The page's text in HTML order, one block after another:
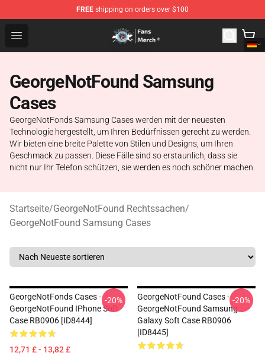
FREE shipping on orders over $100
Open menu
GeorgeNotFound Store - Official GeorgeNotFound
GeorgeNotFound Samsung
Cases
GeorgeNotFonds Samsung Cases werden mit der neuesten
Technologie hergestellt, um Ihren Bedürfnissen gerecht zu werden.
Wir bieten eine breite Palette von Stilen und Designs, um Ihren
Geschmack zu passen. Diese Fälle sind so erstaunlich, dass sie
nicht nur Ihr Telefon schützen, sie werden es noch schöner machen.
Startseite/GeorgeNotFound Rechtssachen/
GeorgeNotFound Samsung Cases
GeorgeNotFonds Cases -
GeorgeNotFound IPhone Soft
Case RB0906 [ID8444]
12,71 £ - 13,82 £
-20%
GeorgeNotFound Cases -
GeorgeNotFound Samsung
Galaxy Soft Case RB0906
[ID8445]
-20%